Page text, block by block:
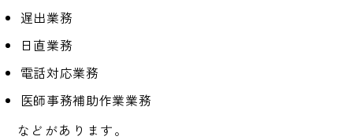
遅出業務
日直業務
電話対応業務
医師事務補助作業業務
などがあります。